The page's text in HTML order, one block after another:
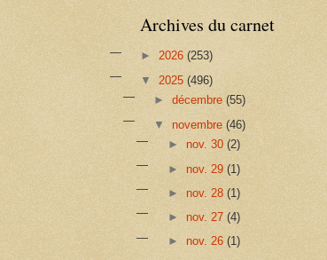
Archives du carnet
► 2026 (253)
▼ 2025 (496)
►décembre(55)
▼novembre(46)
► nov. 30 (2)
► nov. 29 (1)
► nov. 28 (1)
► nov. 27 (4)
► nov. 26 (1)